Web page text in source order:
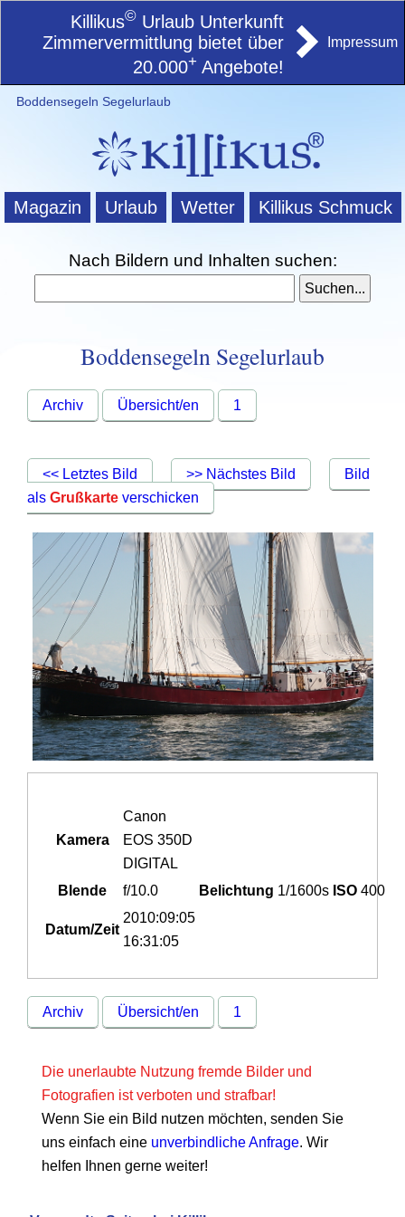
Killikus© Urlaub Unterkunft
Zimmervermittlung bietet über
20.000+ Angebote!
Impressum
Boddensegeln Segelurlaub
Magazin Urlaub Wetter Killikus Schmuck
Nach Bildern und Inhalten suchen:
Boddensegeln Segelurlaub
Archiv Übersicht/en 1
<< Letztes Bild >> Nächstes Bild
Bild
alsGrußkarte verschicken
Kamera
Canon
EOS 350D
DIGITAL
Blende
f/10.0 Belichtung 1/1600s ISO 400
Datum/Zeit
2010:09:05
16:31:05
Archiv Übersicht/en 1
Die unerlaubte Nutzung fremde Bilder und
Fotografien ist verboten und strafbar!
Wenn Sie ein Bild nutzen möchten, senden Sie
uns einfach eine unverbindliche Anfrage. Wir
helfen Ihnen gerne weiter!